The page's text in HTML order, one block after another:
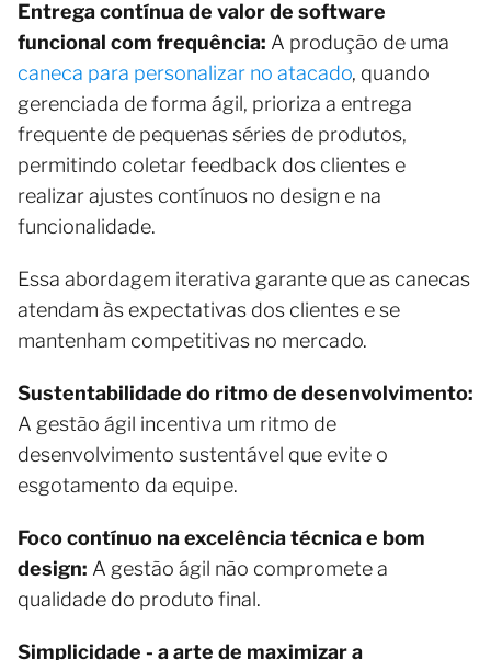
Entrega contínua de valor de software
funcional com frequência: A produção de uma
caneca para personalizar no atacado, quando
gerenciada de forma ágil, prioriza a entrega
frequente de pequenas séries de produtos,
permitindo coletar feedback dos clientes e
realizar ajustes contínuos no design e na
funcionalidade.
Essa abordagem iterativa garante que as canecas
atendam às expectativas dos clientes e se
mantenham competitivas no mercado.
Sustentabilidade do ritmo de desenvolvimento:
A gestão ágil incentiva um ritmo de
desenvolvimento sustentável que evite o
esgotamento da equipe.
Foco contínuo na excelência técnica e bom
design: A gestão ágil não compromete a
qualidade do produto final.
Simplicidade - a arte de maximizar a